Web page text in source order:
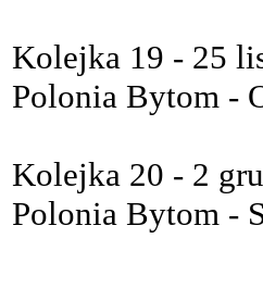
Kolejka 19 - 25
Polonia Bytom -
Kolejka 20 - 2
Polonia Bytom -